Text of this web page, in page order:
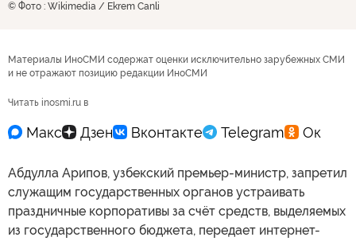
© Фото : Wikimedia / Ekrem Canli
Материалы ИноСМИ содержат оценки исключительно зарубежных СМИ
и не отражают позицию редакции ИноСМИ
Читать inosmi.ru в
Абдулла Арипов, узбекский премьер-министр, запретил
служащим государственных органов устраивать
праздничные корпоративы за счёт средств, выделяемых
из государственного бюджета, передает интернет-